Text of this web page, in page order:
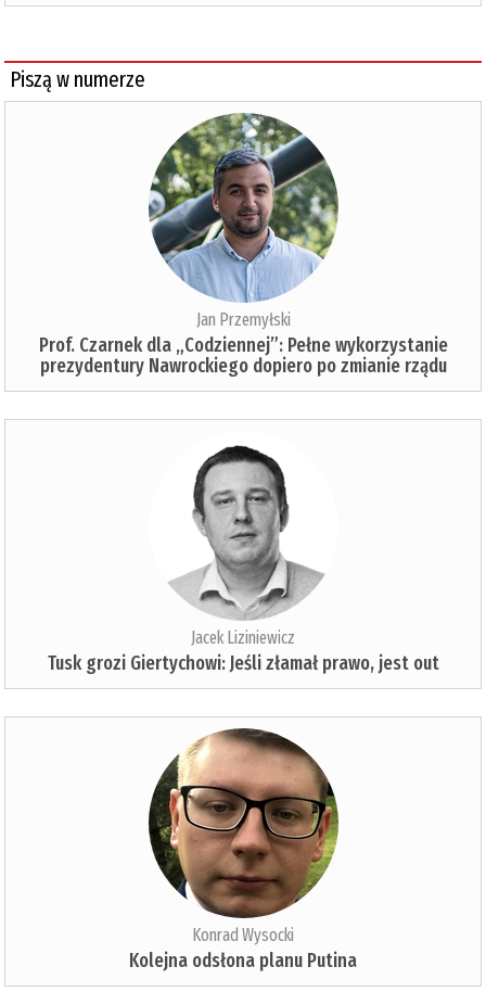
Piszą w numerze
Jan Przemyłski
Prof. Czarnek dla „Codziennej”: Pełne wykorzystanie
prezydentury Nawrockiego dopiero po zmianie rządu
Jacek Liziniewicz
Tusk grozi Giertychowi: Jeśli złamał prawo, jest out
Konrad Wysocki
Kolejna odsłona planu Putina